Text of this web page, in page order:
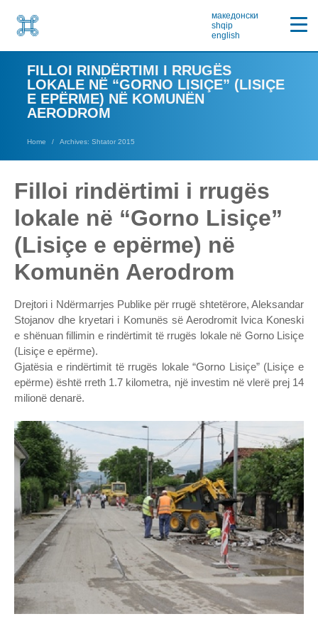
македонски
shqip
english
FILLOI RINDËRTIMI I RRUGËS
LOKALE NË “GORNO LISIÇE” (LISIÇE
E EPËRME) NË KOMUNËN
AERODROM
Home Archives: Shtator 2015
Filloi rindërtimi i rrugës
lokale në “Gorno Lisiçe”
(Lisiçe e epërme) në
Komunën Aerodrom
Drejtori i Ndërmarrjes Publike për rrugë shtetërore, Aleksandar
Stojanov dhe kryetari i Komunës së Aerodromit Ivica Koneski
e shënuan fillimin e rindërtimit të rrugës lokale në Gorno Lisiçe
(Lisiçe e epërme).
Gjatësia e rindërtimit të rrugës lokale “Gorno Lisiçe” (Lisiçe e
epërme) është rreth 1.7 kilometra, një investim në vlerë prej 14
milionë denarë.